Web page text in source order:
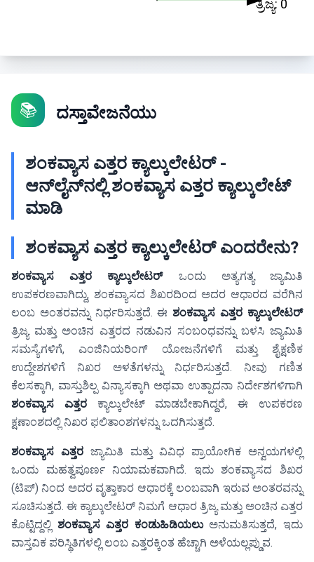
ತ್ರಿಜ್ಯ: 0
📚 ದಸ್ತಾವೇಜನೆಯು
ಶಂಕವ್ಯಾಸ ಎತ್ತರ ಕ್ಯಾಲ್ಕುಲೇಟರ್ -
ಆನ್‌ಲೈನ್‌ನಲ್ಲಿ ಶಂಕವ್ಯಾಸ ಎತ್ತರ ಕ್ಯಾಲ್ಕುಲೇಟ್
ಮಾಡಿ
ಶಂಕವ್ಯಾಸ ಎತ್ತರ ಕ್ಯಾಲ್ಕುಲೇಟರ್ ಎಂದರೇನು?
ಶಂಕವ್ಯಾಸ ಎತ್ತರ ಕ್ಯಾಲ್ಕುಲೇಟರ್ಒಂದು ಅತ್ಯಗತ್ಯ ಜ್ಯಾಮಿತಿ
ಉಪಕರಣವಾಗಿದ್ದು, ಶಂಕವ್ಯಾಸದ ಶಿಖರದಿಂದ ಅದರ ಆಧಾರದ ವರೆಗಿನ
ಲಂಬ ಅಂತರವನ್ನು ನಿರ್ಧರಿಸುತ್ತದೆ. ಈಶಂಕವ್ಯಾಸ ಎತ್ತರ ಕ್ಯಾಲ್ಕುಲೇಟರ್
ತ್ರಿಜ್ಯ ಮತ್ತು ಅಂಚಿನ ಎತ್ತರದ ನಡುವಿನ ಸಂಬಂಧವನ್ನು ಬಳಸಿ ಜ್ಯಾಮಿತಿ
ಸಮಸ್ಯೆಗಳಿಗೆ, ಎಂಜಿನಿಯರಿಂಗ್ ಯೋಜನೆಗಳಿಗೆ ಮತ್ತು ಶೈಕ್ಷಣಿಕ
ಉದ್ದೇಶಗಳಿಗೆ ನಿಖರ ಅಳತೆಗಳನ್ನು ನಿರ್ಧರಿಸುತ್ತದೆ. ನೀವು ಗಣಿತ
ಕೆಲಸಕ್ಕಾಗಿ, ವಾಸ್ತುಶಿಲ್ಪ ವಿನ್ಯಾಸಕ್ಕಾಗಿ ಅಥವಾ ಉತ್ಪಾದನಾ ನಿರ್ದೇಶಗಳಿಗಾಗಿ
ಶಂಕವ್ಯಾಸ ಎತ್ತರಕ್ಯಾಲ್ಕುಲೇಟ್ ಮಾಡಬೇಕಾಗಿದ್ದರೆ, ಈ ಉಪಕರಣ
ಕ್ಷಣಾಂಶದಲ್ಲಿ ನಿಖರ ಫಲಿತಾಂಶಗಳನ್ನು ಒದಗಿಸುತ್ತದೆ.
ಶಂಕವ್ಯಾಸ ಎತ್ತರಜ್ಯಾಮಿತಿ ಮತ್ತು ವಿವಿಧ ಪ್ರಾಯೋಗಿಕ ಅನ್ವಯಗಳಲ್ಲಿ
ಒಂದು ಮಹತ್ವಪೂರ್ಣ ನಿಯಾಮಕವಾಗಿದೆ. ಇದು ಶಂಕವ್ಯಾಸದ ಶಿಖರ
(ಟಿಪ್) ನಿಂದ ಅದರ ವೃತ್ತಾಕಾರ ಆಧಾರಕ್ಕೆ ಲಂಬವಾಗಿ ಇರುವ ಅಂತರವನ್ನು
ಸೂಚಿಸುತ್ತದೆ. ಈ ಕ್ಯಾಲ್ಕುಲೇಟರ್ ನಿಮಗೆ ಆಧಾರ ತ್ರಿಜ್ಯ ಮತ್ತು ಅಂಚಿನ ಎತ್ತರ
ಕೊಟ್ಟಿದ್ದಲ್ಲಿ ಶಂಕವ್ಯಾಸ ಎತ್ತರ ಕಂಡುಹಿಡಿಯಲುಅನುಮತಿಸುತ್ತದೆ, ಇದು
ವಾಸ್ತವಿಕ ಪರಿಸ್ಥಿತಿಗಳಲ್ಲಿ ಲಂಬ ಎತ್ತರಕ್ಕಿಂತ ಹೆಚ್ಚಾಗಿ ಅಳೆಯಲ್ಲಪ್ಡುವ.